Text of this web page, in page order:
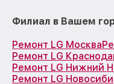
Филиал в Вашем
Ремонт LG Москва
Ремонт LG
Ремонт LG Нижний
Ремонт LG